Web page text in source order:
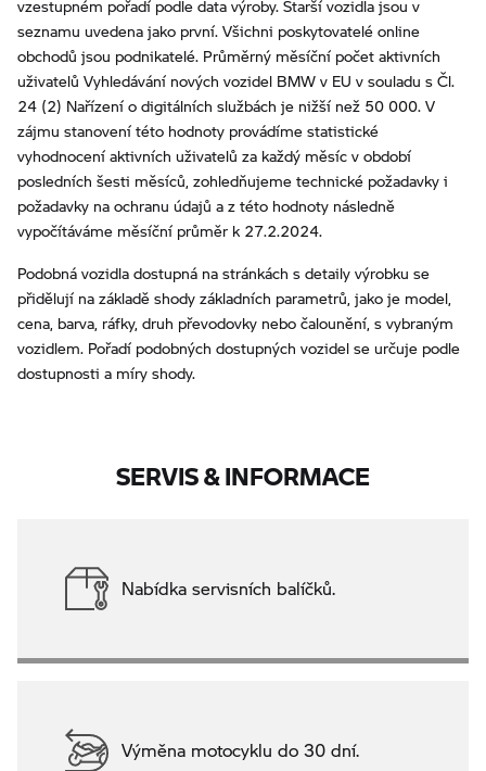
vzestupném pořadí podle data výroby. Starší vozidla jsou v
seznamu uvedena jako první. Všichni poskytovatelé online
obchodů jsou podnikatelé. Průměrný měsíční počet aktivních
uživatelů Vyhledávání nových vozidel BMW v EU v souladu s Čl.
24 (2) Nařízení o digitálních službách je nižší než 50 000. V
zájmu stanovení této hodnoty provádíme statistické
vyhodnocení aktivních uživatelů za každý měsíc v období
posledních šesti měsíců, zohledňujeme technické požadavky i
požadavky na ochranu údajů a z této hodnoty následně
vypočítáváme měsíční průměr k 27.2.2024.
Podobná vozidla dostupná na stránkách s detaily výrobku se
přidělují na základě shody základních parametrů, jako je model,
cena, barva, ráfky, druh převodovky nebo čalounění, s vybraným
vozidlem. Pořadí podobných dostupných vozidel se určuje podle
dostupnosti a míry shody.
SERVIS & INFORMACE
Nabídka servisních balíčků.
Výměna motocyklu do 30 dní.